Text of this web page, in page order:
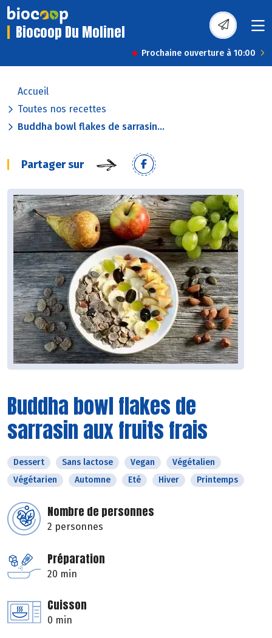
Biocoop Du Molinel
Prochaine ouverture à 10:00
Accueil
Toutes nos recettes
Buddha bowl flakes de sarrasin...
Partager sur
Buddha bowl flakes de
sarrasin aux fruits frais
Dessert Sans lactose Vegan
Végétalien
Végétarien
Automne Eté Hiver Printemps
Nombre de personnes
2 personnes
Préparation
20 min
Cuisson
0 min